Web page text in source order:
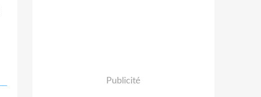
Publicité